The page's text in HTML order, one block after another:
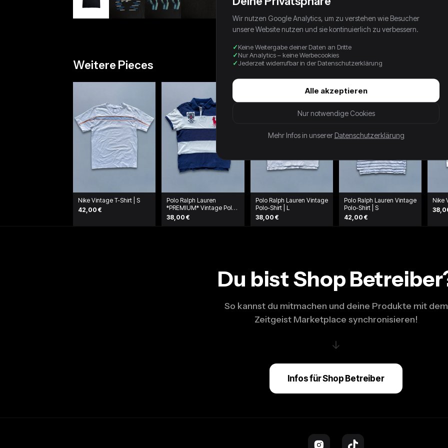
Weitere Pieces
Nike Vintage T-Shirt | S
42,00 €
Polo Ralph Lauren
*PREMIUM* Vintage Polo-
Shirt | L
38,00 €
Polo Ralph Lauren Vintage
Polo-Shirt | L
38,00 €
Polo Ralph Lauren Vintage
Polo-Shirt | S
42,00 €
Nike
Du bist Shop
So kannst du mitmachen und deine Produkte mit dem
Zeitgeist Marketplace synchronisieren!
↓
Infos für Shop Betreiber
Wir nutzen Google Analytics, um zu verstehen wie Besucher
unsere Website nutzen und sie kontinuierlich zu verbessern.
Keine Weitergabe deiner Daten an Dritte
Nur Analytics – keine Werbecookies
Jederzeit widerrufbar in der Datenschutzerklärung
Alle akzeptieren
Nur notwendige Cookies
Mehr Infos in unserer Datenschutzerklärung